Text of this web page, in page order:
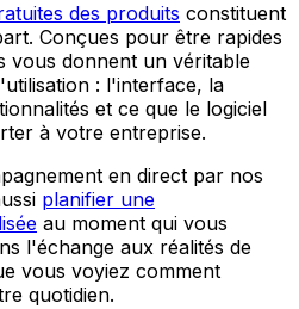
des produits constituent
Conçues pour être rapides
vous donnent un véritable
: l'interface, la
et ce que le logiciel
à votre entreprise.
en direct par nos
planifier une
au moment qui vous
l'échange aux réalités de
vous voyiez comment
quotidien.